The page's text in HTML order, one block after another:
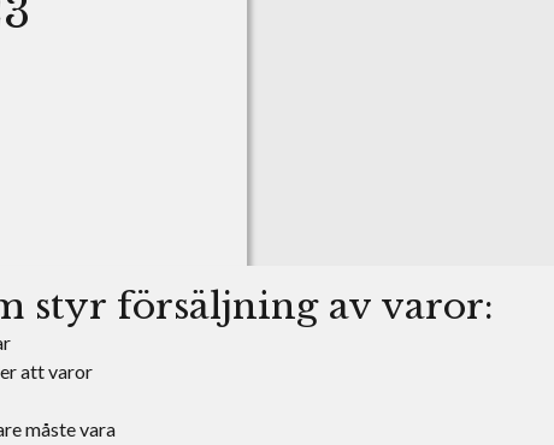
styr försäljning av varor:
att varor
måste vara